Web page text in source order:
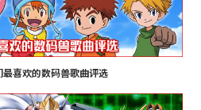
喜欢的数码兽歌曲评选